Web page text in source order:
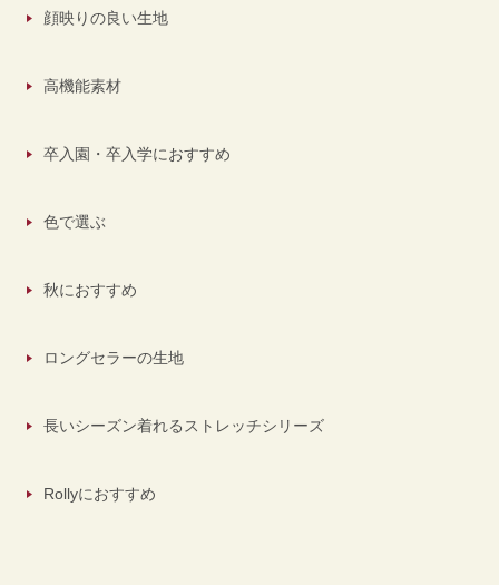
顔映りの良い生地
高機能素材
卒入園・卒入学におすすめ
色で選ぶ
秋におすすめ
ロングセラーの生地
長いシーズン着れるストレッチシリーズ
Rollyにおすすめ